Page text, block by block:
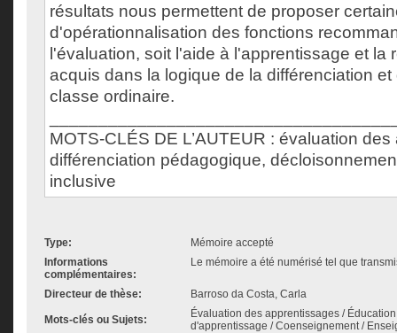
résultats nous permettent de proposer
d'opérationnalisation des fonctions
l'évaluation, soit l'aide à l'apprentissage et la
acquis dans la logique de la différenciation
classe ordinaire.
MOTS-CLÉS DE L’AUTEUR : évaluation
différenciation pédagogique,
inclusive
Type:
Mémoire accepté
Informations
complémentaires:
Le mémoire a été numérisé tel que
Directeur de thèse: Barroso da Costa, Carla
Mots-clés ou Sujets:
Évaluation des apprentissages /
d'apprentissage / Coenseignement /